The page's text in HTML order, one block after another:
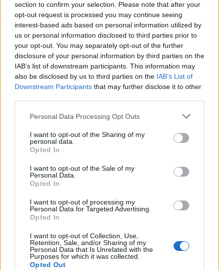
section to confirm your selection. Please note that after your
opt-out request is processed you may continue seeing
interest-based ads based on personal information utilized by
us or personal information disclosed to third parties prior to
your opt-out. You may separately opt-out of the further
disclosure of your personal information by third parties on the
IAB’s list of downstream participants. This information may
also be disclosed by us to third parties on the IAB’s List of
Downstream Participants that may further disclose it to other
Personal Data Processing Opt Outs
I want to opt-out of the Sharing of my
personal data.
Opted In
I want to opt-out of the Sale of my
Personal Data.
Opted In
I want to opt-out of processing my
Personal Data for Targeted Advertising.
Opted In
I want to opt-out of Collection, Use,
Retention, Sale, and/or Sharing of my
Personal Data that Is Unrelated with the
Purposes for which it was collected.
Opted Out